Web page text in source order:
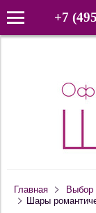
+7
Главная Выбор
Шары